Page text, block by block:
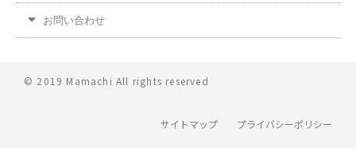
お問い合わせ
© 2019 Mamachi All rights reserved
サイトマップ プライバシーポリシー